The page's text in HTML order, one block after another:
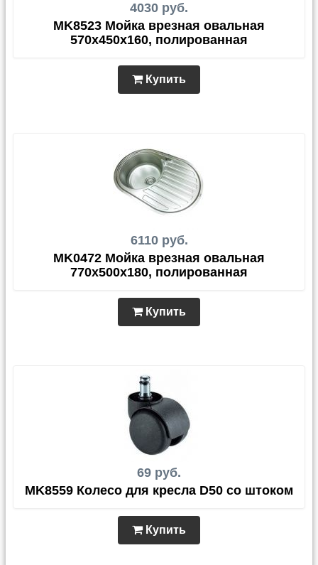
4030 руб.
MK8523 Мойка врезная овальная
570х450х160, полированная
Купить
6110 руб.
MK0472 Мойка врезная овальная
770х500х180, полированная
Купить
69 руб.
MK8559 Колесо для кресла D50 со штоком
Купить